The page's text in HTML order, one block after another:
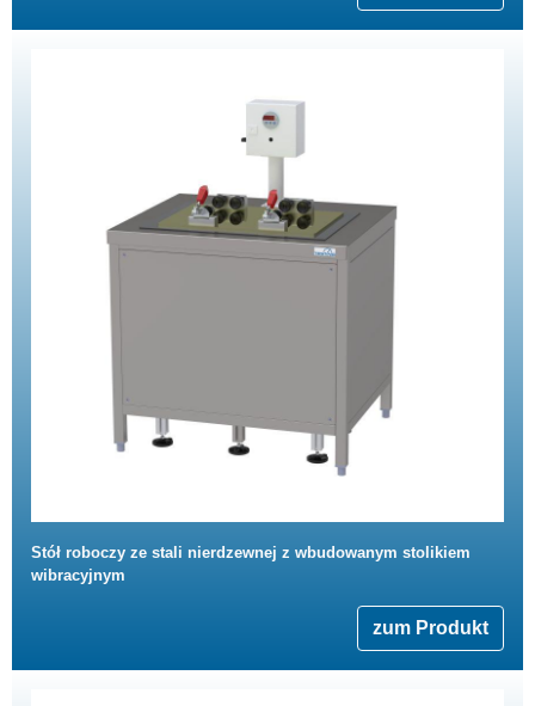
Stół roboczy ze stali nierdzewnej z wbudowanym stolikiem
wibracyjnym
zum Produkt